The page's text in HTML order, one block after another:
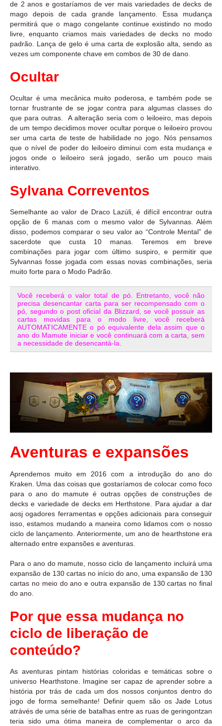
de 2 anos e gostaríamos de ver mais variedades de decks de
mago depois de cada grande lançamento. Essa mudança
permitirá que o mago congelante continue existindo no modo
livre, enquanto criamos mais variedades de decks no modo
padrão. Lança de gelo é uma carta de explosão alta, sendo as
vezes um componente chave em combos de 30 de dano.
Ocultar
Ocultar é uma mecânica muito poderosa, e também pode se
tornar frustrante de se jogar contra para algumas classes do
que para outras. A alteração seria com o leiloeiro, mas depois
de um tempo decidimos mover ocultar porque o leiloeiro provou
ser uma carta de teste de habilidade no jogo. Nós pensamos
que o nível de poder do leiloeiro diminui com esta mudança e
jogos onde o leiloeiro será jogado, serão um pouco mais
interativo.
Sylvana Correventos
Semelhante ao valor de Draco Lazúli, é difícil encontrar outra
opção de 6 manas com o mesmo valor de Sylvannas. Além
disso, podemos comparar o seu valor ao “Controle Mental” de
sacerdote que custa 10 manas. Teremos em breve
combinações para jogar com último suspiro, e permitir que
Sylvannas fosse jogada com essas novas combinações, seria
muito forte para o Modo Padrão.
Você receberá o valor total de pó. Entretanto, você não
precisa desencantar carta para ser recompensado com o
pó, segundo o post oficial da Blizzard, se você possuir as
cartas movidas para o modo livre, você receberá
AUTOMATICAMENTE o pó equivalente dela assim que o
ano do Mamute iniciar e você continuará com a carta, sem
a necessidade de desencantá-la.
Aventuras e expansões
Aprendemos muito em 2016 com a introdução do ano do
Kraken. Uma das coisas que gostaríamos de colocar como foco
para o ano do mamute é outras opções de construções de
decks e variedade de decks em Herthstone. Para ajudar a dar
aosj ogadores ferramentas e opções adicionais para conseguir
isso, estamos mudando a maneira como lidamos com o nosso
ciclo de lançamento. Anteriormente, um ano de hearthstone era
alternado entre expansões e aventuras.
Para o ano do mamute, nosso ciclo de lançamento incluirá uma
expansão de 130 cartas no início do ano, uma expansão de 130
cartas no meio do ano e outra expansão de 130 cartas no final
do ano.
Por que essa mudança no
ciclo de liberação de
conteúdo?
As aventuras pintam histórias coloridas e temáticas sobre o
universo Hearthstone. Imagine ser capaz de aprender sobre a
história por trás de cada um dos nossos conjuntos dentro do
jogo de forma semelhante! Definir quem são os Jade Lotus
atrávés de uma série de batalhas entre as ruas de geringontzan
teria sido uma ótima maneira de complementar o arco da